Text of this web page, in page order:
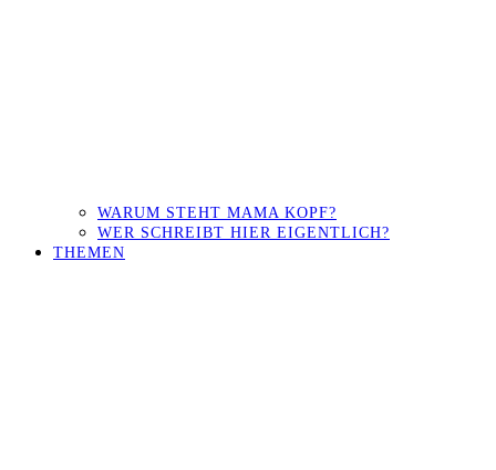
WARUM STEHT MAMA KOPF?
WER SCHREIBT HIER EIGENTLICH?
THEMEN